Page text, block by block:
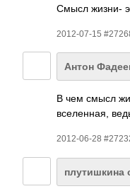
Смысл жизни-
2012-07-15
Антон
В чем смысл
всел­енная,
2012-06-28
плутишкина